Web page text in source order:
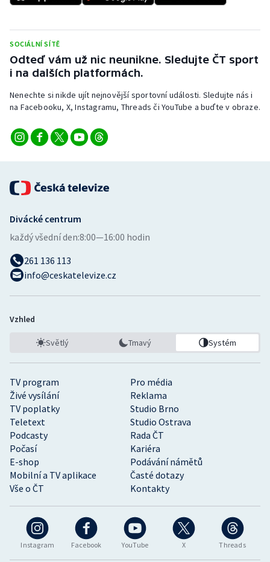
SOCIÁLNÍ SÍTĚ
Odteď vám už nic neunikne. Sledujte ČT sport
i na dalších platformách.
Nenechte si nikde ujít nejnovější sportovní události. Sledujte nás i
na Facebooku, X, Instagramu, Threads či YouTube a buďte v obraze.
Instagram Facebook YouTube X Threads
TV program
Pro média
Živé vysílání
Reklama
TV poplatky
Studio Brno
Teletext
Studio Ostrava
Podcasty
Rada ČT
Počasí
Kariéra
E-shop
Podávání námětů
Mobilní a TV aplikace
Časté dotazy
Vše o ČT
Kontakty
Divácké centrum
každý všední den:8:00—16:00 hodin
261 136 113
info@ceskatelevize.cz
Vzhled
Světlý Tmavý Systém